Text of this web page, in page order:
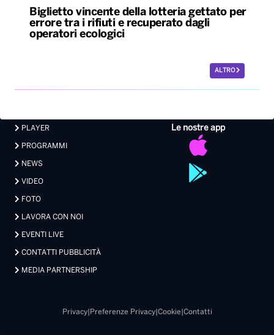
Biglietto vincente della lotteria gettato per
errore tra i rifiuti e recuperato dagli
operatori ecologici
ALTRO
Le nostre app
PLAYER
PROGRAMMI
NEWS
VIDEO
FOTO
LAVORA CON NOI
EVENTI LIVE
CONTATTI PUBBLICITÀ
MEDIA PARTNERSHIP
Privacy| Preferenze Privacy| Cookie Contatti